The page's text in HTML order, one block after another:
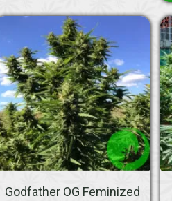
Godfather OG Feminized